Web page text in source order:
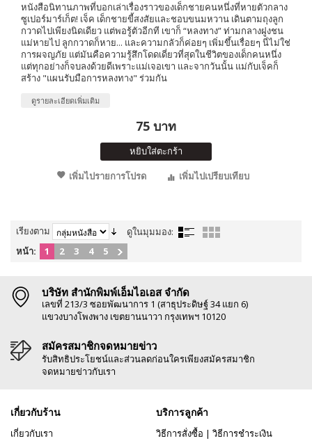
หนังสือนิทานภาพที่บอกเล่าเรื่องราวของเด็กชายคนหนึ่งที่หายตัวกลาง
ซูเปอร์มาร์เก็ต! เจ็ค เด็กชายขี้สงสัยและชอบขนมหวาน เดินตามถุงลูก
กวาดไปเพียงนิดเดียว แต่พอรู้ตัวอีกที เขาก็ “หลงทาง” ท่ามกลางฝูงชน
แม่หายไป ลูกกวาดก็หาย... และความกลัวก็ค่อยๆ เพิ่มขึ้นเรื่อยๆ นี่ไม่ใช่
การผจญภัย แต่มันคือความรู้สึกโดดเดี่ยวที่สุดในชีวิตของเด็กคนหนึ่ง
แต่ทุกอย่างก็จบลงด้วยดีเพราะแม่เจอเขา และจากวันนั้น แม่กับเจ็คก็
สร้าง "แผนรับมือการหลงทาง" ร่วมกัน
ดูรายละเอียดเพิ่มเติม
75 บาท
หยิบใส่ตะกร้า
เพิ่มไปรายการโปรด
เพิ่มไปเปรียบเทียบ
เรียงตาม
ดูในมุมมอง:
หน้า:
1 2 3 4 5
บริษัท สำนักพิมพ์เอ็มไอเอส จำกัด
เลขที่ 213/3 ซอยพัฒนาการ 1 (สาธุประดิษฐ์ 34 แยก 6)
แขวงบางโพงพาง เขตยานนาวา กรุงเทพฯ 10120
สมัครสมาชิกจดหมายข่าว
รับสิทธิประโยชน์และส่วนลดก่อนใครเพียงสมัครสมาชิก
จดหมายข่าวกับเรา
เกี่ยวกับร้าน
เกี่ยวกับเรา
บริการลูกค้า
วิธีการสั่งซื้อ | วิธีการชำระเงิน